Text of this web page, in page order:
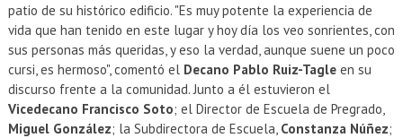
patio de su histórico edificio. "Es muy potente la experiencia de
vida que han tenido en este lugar y hoy día los veo sonrientes, con
sus personas más queridas, y eso la verdad, aunque suene un poco
cursi, es hermoso", comentó el Decano Pablo Ruiz-Tagleen su
discurso frente a la comunidad. Junto a él estuvieron el
Vicedecano Francisco Soto; el Director de Escuela de Pregrado,
Miguel González; la Subdirectora de Escuela, Constanza Núñez;